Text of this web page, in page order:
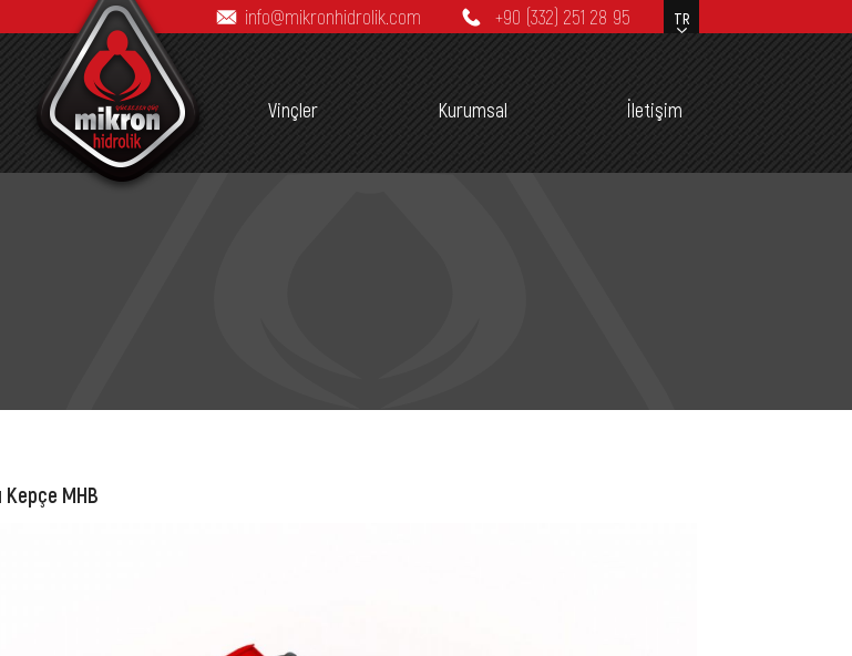
+90 (332) 251 28 95
info@mikronhidrolik.com
Vinçler Kurumsal İletişim
Kepçe MHB